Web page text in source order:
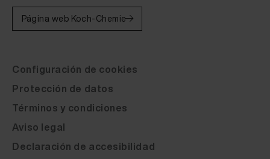
Fluid Leather Domo 1281 20 ml
Fluid Leather Domo 1387 20 ml
Fluid Leather Domo 1660 20 ml
Fluid Leather Domo 1737 20 ml
Fluid Leather Domo 1738 20 ml
Página web Koch-Chemie
Configuración de cookies
Protección de datos
Términos y condiciones
Aviso legal
Declaración de accesibilidad